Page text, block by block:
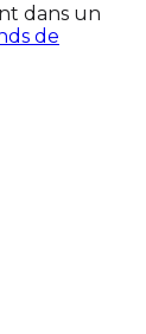
dans un
de